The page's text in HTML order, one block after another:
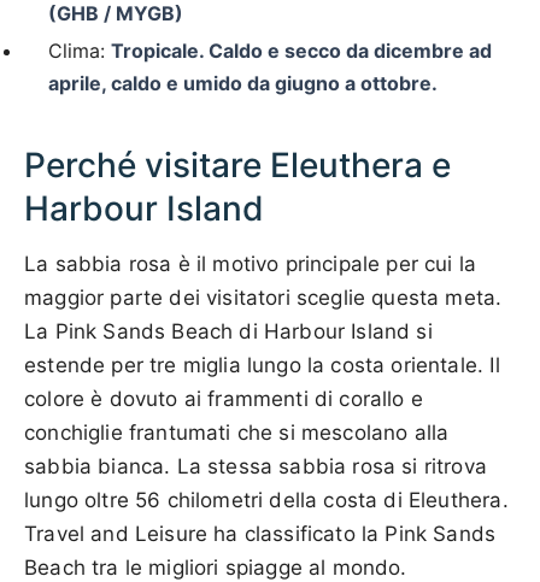
(GHB / MYGB)
Clima: Tropicale. Caldo e secco da dicembre ad
aprile, caldo e umido da giugno a ottobre.
Perché visitare Eleuthera e
Harbour Island
La sabbia rosa è il motivo principale per cui la
maggior parte dei visitatori sceglie questa meta.
La Pink Sands Beach di Harbour Island si
estende per tre miglia lungo la costa orientale. Il
colore è dovuto ai frammenti di corallo e
conchiglie frantumati che si mescolano alla
sabbia bianca. La stessa sabbia rosa si ritrova
lungo oltre 56 chilometri della costa di Eleuthera.
Travel and Leisure ha classificato la Pink Sands
Beach tra le migliori spiagge al mondo.